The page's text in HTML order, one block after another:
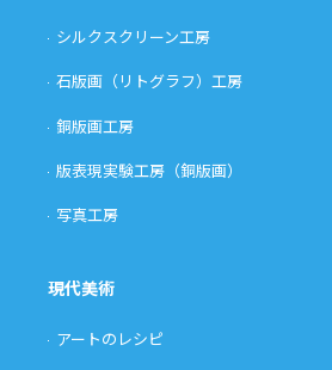
シルクスクリーン工房
石版画（リトグラフ）工房
銅版画工房
版表現実験工房（銅版画）
写真工房
現代美術
アートのレシピ